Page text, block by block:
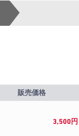
販売価格
3,500円